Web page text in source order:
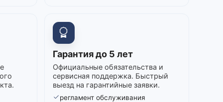
Гарантия до 5 лет
Официальные обязательства и
сервисная поддержка. Быстрый
выезд на гарантийные заявки.
регламент обслуживания